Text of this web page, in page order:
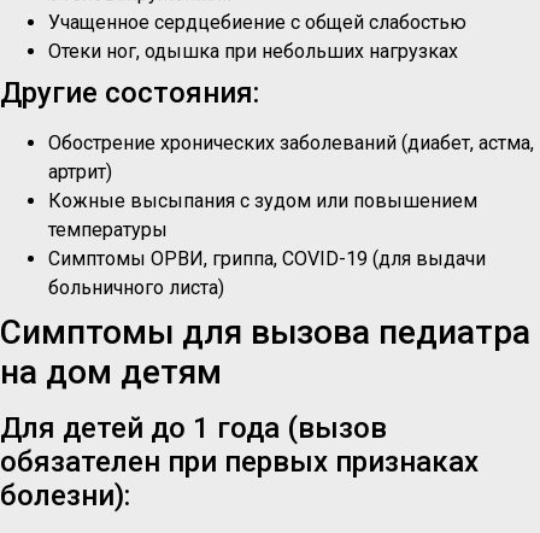
Учащенное сердцебиение с общей слабостью
Отеки ног, одышка при небольших нагрузках
Другие состояния:
Обострение хронических заболеваний (диабет, астма,
артрит)
Кожные высыпания с зудом или повышением
температуры
Симптомы ОРВИ, гриппа, COVID-19 (для выдачи
больничного листа)
Симптомы для вызова педиатра
на дом детям
Для детей до 1 года (вызов
обязателен при первых признаках
болезни):